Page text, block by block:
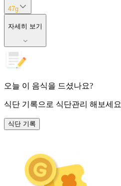
47g
자세히 보기
오늘 이 음식을 드셨나요?
식단 기록으로 식단관리 해보세요
식단 기록